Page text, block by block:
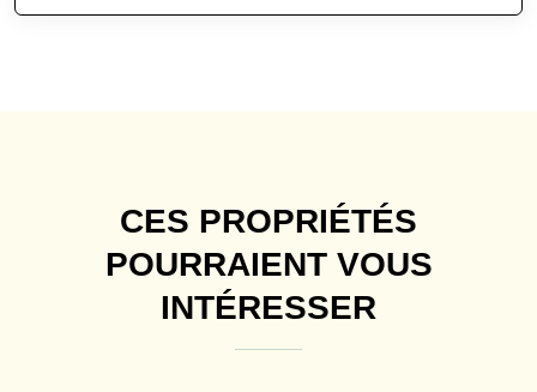
CES PROPRIÉTÉS
POURRAIENT VOUS
INTÉRESSER